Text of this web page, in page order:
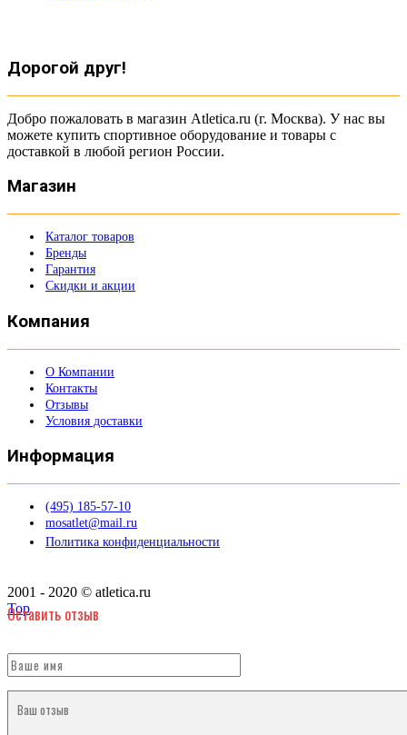
Дорогой друг!
Добро пожаловать в магазин Atletica.ru (г. Москва). У нас вы
можете купить спортивное оборудование и товары с
доставкой в любой регион России.
Магазин
Каталог товаров
Бренды
Гарантия
Скидки и акции
Компания
О Компании
Контакты
Отзывы
Условия доставки
Информация
(495) 185-57-10
mosatlet@mail.ru
Политика конфиденциальности
2001 - 2020 © atletica.ru
Top
Оставить отзыв